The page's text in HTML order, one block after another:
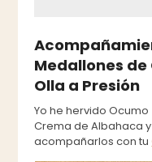
Medallones de
Olla a Presión
Yo he hervido
Crema de Albahaca
acompañarlos con tu